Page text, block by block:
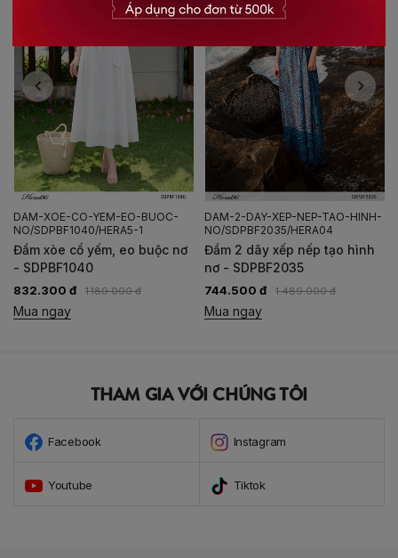
DAM-XOE-CO-YEM-EO-BUOC-
NO/SDPBF1040/HERA5-1
Đầm xòe cổ yếm, eo buộc nơ
- SDPBF1040
832.300 đ 1.189.000 đ
Mua ngay
DAM-2-DAY-XEP-NEP-TAO-HINH-
NO/SDPBF2035/HERA04
Đầm 2 dây xếp nếp tạo hình
nơ - SDPBF2035
744.500 đ 1.489.000 đ
Mua ngay
THAM GIA VỚI CHÚNG TÔI
Facebook Instagram
Youtube Tiktok